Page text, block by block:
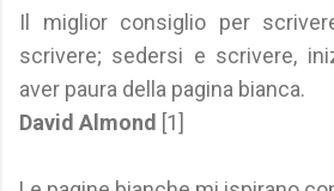
Il miglior consiglio per
scrivere; sedersi e scrivere,
aver paura della pagina bianca.
David Almond [1]